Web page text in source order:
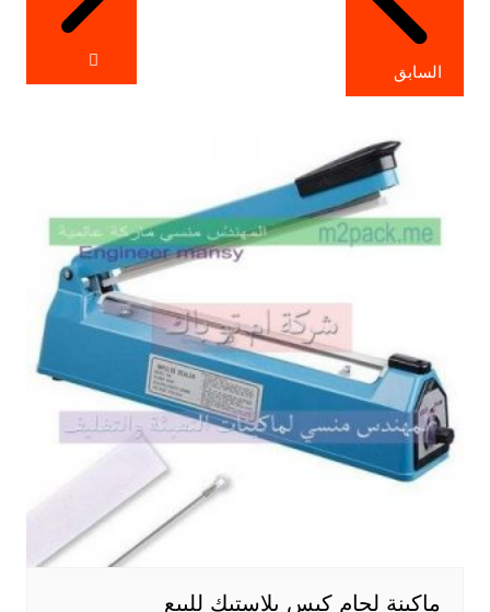
السابق
ماكينة لحام كيس بلاستيك للبيع